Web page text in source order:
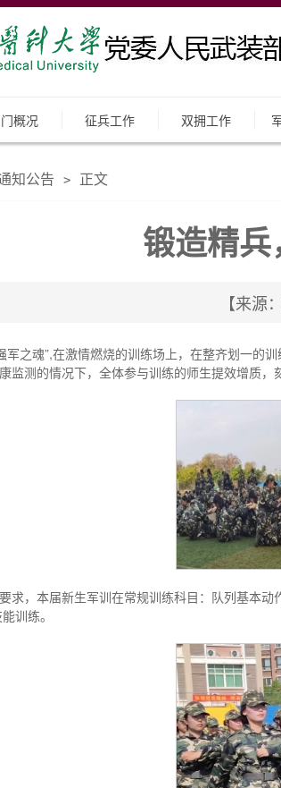
概况 征兵工作 双拥工作
知公告 > 正文
锻造精
【来源
军之魂”,在激情燃烧的训练场上，在整齐划一的
监测的情况下，全体参与训练的师生提效增质，
求，本届新生军训在常规训练科目：队列基本
训练。